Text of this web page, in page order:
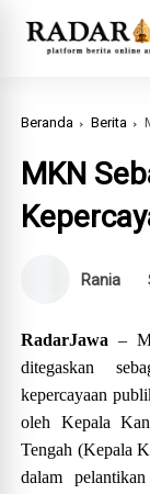
Beranda Berita
MKN
Rania
RadarJawa –
ditegaskan
kepercayaan
oleh Kepala
Tengah (Kepala
dalam